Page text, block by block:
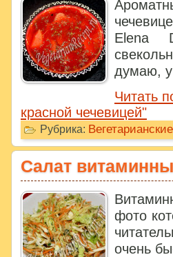
Elena
думаю,
Читать
красной чечевицей"
Рубрика:
Салат
фото
очень